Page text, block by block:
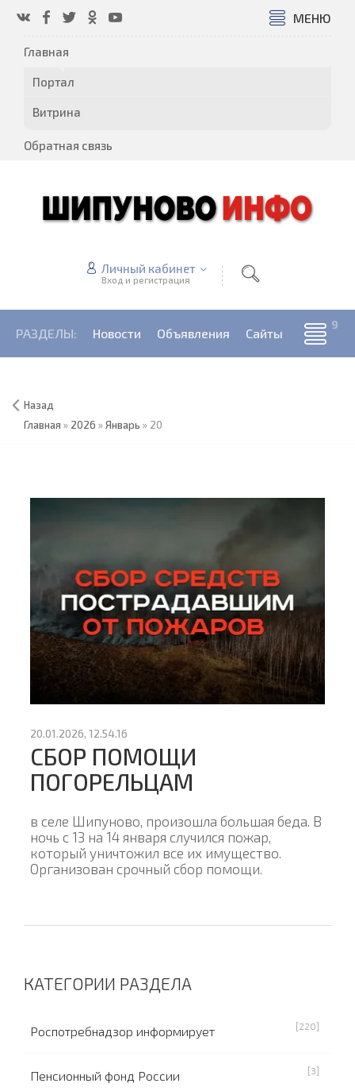
МЕНЮ
Главная
Портал
Витрина
Обратная связь
Личный кабинет
Вход и регистрация
РАЗДЕЛЫ: Новости Объявления Сайты
Назад
Главная » 2026 »Январь » 20
20.01.2026, 12.54.16
СБОР ПОМОЩИ
ПОГОРЕЛЬЦАМ
в селе Шипуново, произошла большая беда. В
ночь с 13 на 14 января случился пожар,
который уничтожил все их имущество.
Организован срочный сбор помощи.
КАТЕГОРИИ РАЗДЕЛА
Роспотребнадзор информирует [220]
Пенсионный фонд России [3]